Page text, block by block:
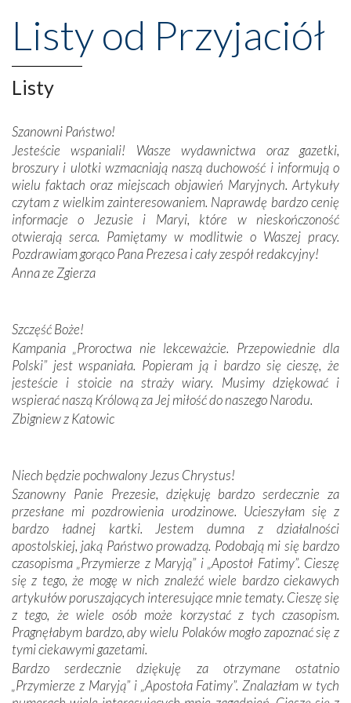
Opatrznościową pomoc w wygranej bitwie o
niepodległość kraju. Zachwyt budziła potężna, a zarazem
misterna architektura tych monumentalnych dzieł,
wspaniałe zdobienia, dbałość ich twórców o detale,
połączenie talentów z wytrwałością i pracowitością
Podążyliśmy też śladami fatimskich wizjonerów – Łucji
dos Santos oraz świętych Hiacynty i Franciszka Marto.
Modliliśmy się przy ich grobach. Odprawiliśmy Drogę
Krzyżową w ich rodzinnych stronach, odwiedziliśmy
domy, w których żyli.
W miejscu objawień Matki Bożej zapaliliśmy świece
przywiezione wraz z intencjami powierzonymi nam przez
spotykaliśmy się z serdeczną otwartością
Portugalczyków. Podziwialiśmy ich ludową sztukę i
zwyczaje. Mimo że nasze kraje są od siebie bardzo
oddalone, w żaden sposób nie czuliśmy się obco.
Sprawiła to oczywiście sama Matka Boża, ale też
kulturowa bliskość biorąca swój początek w naszej
mieliśmy okazję przekonać się, że Maryja swoją opieką
otacza nie tylko nasz naród, lecz wszystkie nacje, które
się Jej ufnie oddają, a także każdą osobę, która zawierza
Jej siebie oraz swych bliskich.
Dzieje Portugalii to również historia wierności Bogu i
odstępstw, także w życiu władców. Trudne momenty w
wymiarze tak osobistym, jak i zbiorowym, przypominają o
konieczności ciągłego zabiegania o własną duszę i o łaskę
Opatrzności. Wierność przynosi pomyślność –
przynajmniej w życiu duchowym. Odstępstwo owocuje
nieszczęściem i śmiercią. Te uniwersalne prawdy
przychodziły na myśl, gdy słuchaliśmy opowieści
przewodników o portugalskich monarchach i wodzach,
Listy od Przyjaciół
Listy
Szanowni Państwo!
Jesteście wspaniali! Wasze wydawnictwa oraz gazetki,
broszury i ulotki wzmacniają naszą duchowość i informują o
wielu faktach oraz miejscach objawień Maryjnych. Artykuły
czytam z wielkim zainteresowaniem. Naprawdę bardzo cenię
informacje o Jezusie i Maryi, które w nieskończoność
otwierają serca. Pamiętamy w modlitwie o Waszej pracy.
Pozdrawiam gorąco Pana Prezesa i cały zespół redakcyjny!
Anna ze Zgierza
Szczęść Boże!
Kampania „Proroctwa nie lekceważcie. Przepowiednie dla
Polski” jest wspaniała. Popieram ją i bardzo się cieszę, że
jesteście i stoicie na straży wiary. Musimy dziękować i
wspierać naszą Królową za Jej miłość do naszego Narodu.
Zbigniew z Katowic
Niech będzie pochwalony Jezus Chrystus!
Szanowny Panie Prezesie, dziękuję bardzo serdecznie za
przesłane mi pozdrowienia urodzinowe. Ucieszyłam się z
bardzo ładnej kartki. Jestem dumna z działalności
apostolskiej, jaką Państwo prowadzą. Podobają mi się bardzo
czasopisma „Przymierze z Maryją” i „Apostoł Fatimy”. Cieszę
się z tego, że mogę w nich znaleźć wiele bardzo ciekawych
artykułów poruszających interesujące mnie tematy. Cieszę się
z tego, że wiele osób może korzystać z tych czasopism.
Pragnęłabym bardzo, aby wielu Polaków mogło zapoznać się z
tymi ciekawymi gazetami.
Bardzo serdecznie dziękuję za otrzymane ostatnio
„Przymierze z Maryją” i „Apostoła Fatimy”. Znalazłam w tych